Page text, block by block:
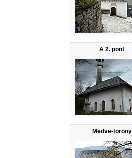
A 2. pont
Medve-torony